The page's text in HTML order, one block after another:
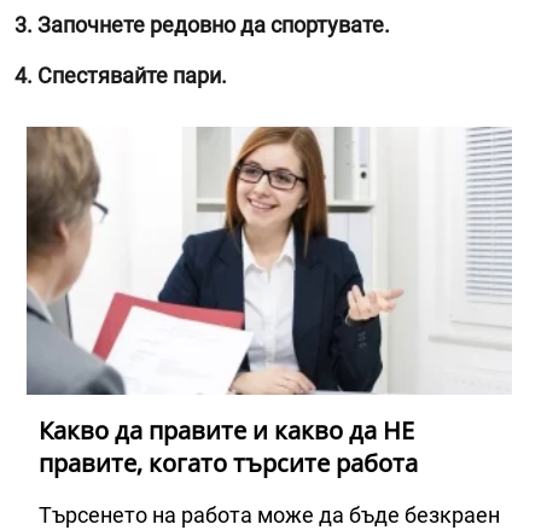
3. Започнете редовно да спортувате.
4. Спестявайте пари.
Какво да правите и какво да НЕ
правите, когато търсите работа
Търсенето на работа може да бъде безкраен